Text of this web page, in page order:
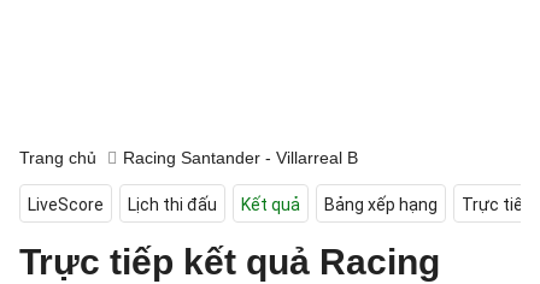
Trang chủ Racing Santander - Villarreal B
LiveScore Lịch thi đấu Kết quả Bảng xếp hạng Trực tiếp
Trực tiếp kết quả Racing